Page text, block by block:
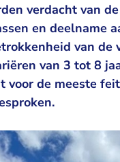
verdacht van
en deelname
van de
van 3 tot 8
voor de meeste